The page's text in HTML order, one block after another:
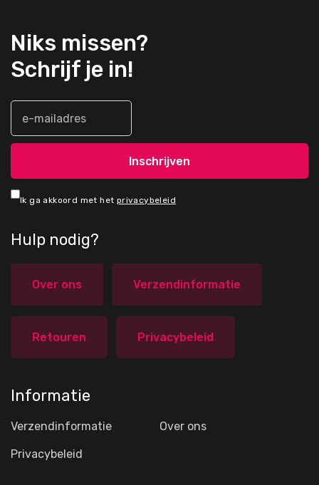
Niks missen?
Schrijf je in!
Ik ga akkoord met het privacybeleid
Hulp nodig?
Over ons Verzendinformatie
Retouren Privacybeleid
Informatie
Verzendinformatie Over ons
Privacybeleid